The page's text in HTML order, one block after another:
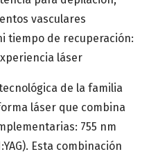
vasculares
tiempo de recuperación:
láser
de la familia
láser que combina
755 nm
Esta combinación